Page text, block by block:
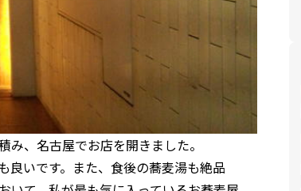
、名古屋でお店を開きました。
良いです。また、食後の蕎麦湯も絶品